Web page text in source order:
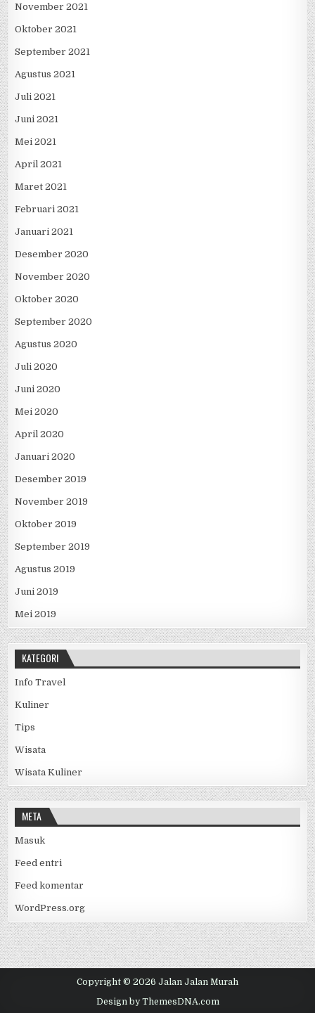
November 2021
Oktober 2021
September 2021
Agustus 2021
Juli 2021
Juni 2021
Mei 2021
April 2021
Maret 2021
Februari 2021
Januari 2021
Desember 2020
November 2020
Oktober 2020
September 2020
Agustus 2020
Juli 2020
Juni 2020
Mei 2020
April 2020
Januari 2020
Desember 2019
November 2019
Oktober 2019
September 2019
Agustus 2019
Juni 2019
Mei 2019
KATEGORI
Info Travel
Kuliner
Tips
Wisata
Wisata Kuliner
META
Masuk
Feed entri
Feed komentar
WordPress.org
Copyright © 2026 Jalan Jalan Murah
Design by ThemesDNA.com